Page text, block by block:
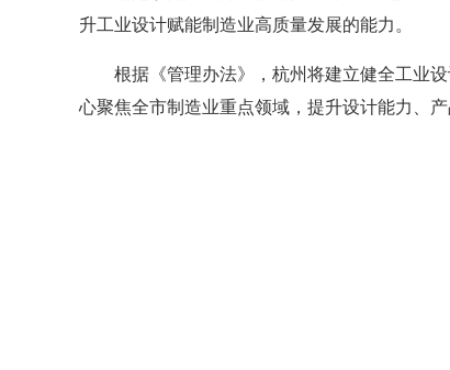
升工业设计赋能制造业高质量发展的能力。
根据《管理办法》，杭州将建立健全工业
心聚焦全市制造业重点领域，提升设计能力、